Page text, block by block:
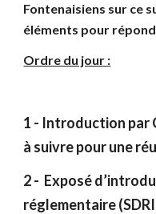
Fontenaisiens sur ce
éléments pour
Ordre du jour :
1 - Introduction par
à suivre pour une
2 - Exposé
réglementaire